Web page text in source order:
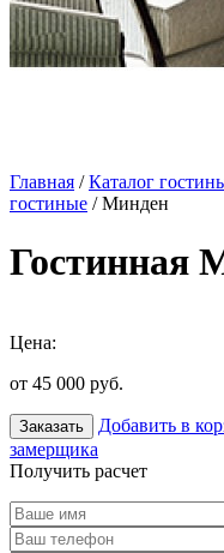
Главная /Каталог
гостиные / Минден
Гостинная
Цена:
от 45 000 руб.
Заказать Добавить в
замерщика
Получить расчет